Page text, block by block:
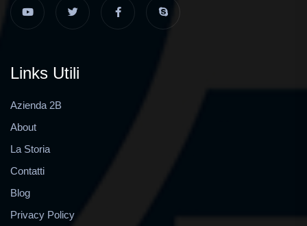
Links Utili
Azienda 2B
About
La Storia
Contatti
Blog
Privacy Policy